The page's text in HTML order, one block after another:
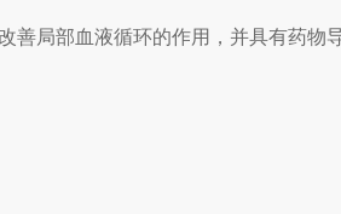
局部血液循环的作用，并具有药物